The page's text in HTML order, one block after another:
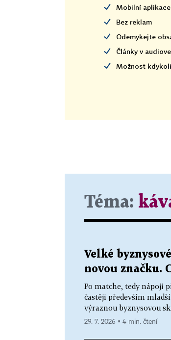
Mobilní aplikace
Bez reklam
Odemykejte
Články v
Možnost
Téma:
Velké
novou značku.
Po matche, tedy nápoji
častěji především
výraznou byznysovou
29. 7. 2026 ▪ 4 min. čtení